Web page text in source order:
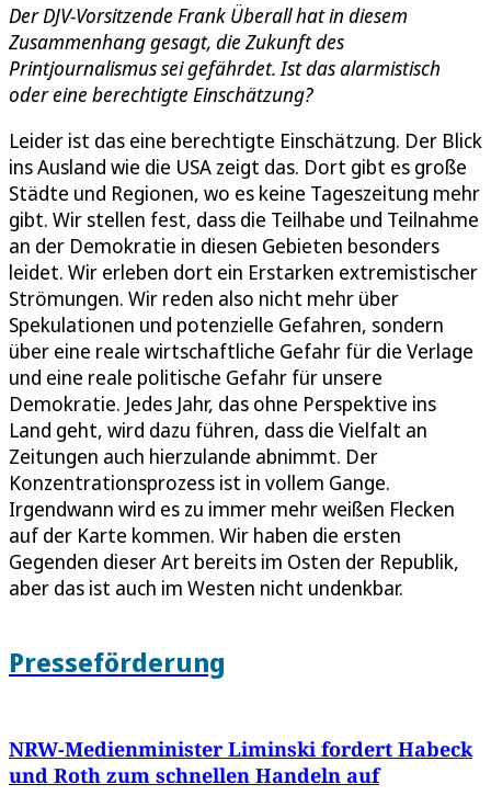
Der DJV-Vorsitzende Frank Überall hat in diesem
Zusammenhang gesagt, die Zukunft des
Printjournalismus sei gefährdet. Ist das alarmistisch
oder eine berechtigte Einschätzung?
Leider ist das eine berechtigte Einschätzung. Der Blick
ins Ausland wie die USA zeigt das. Dort gibt es große
Städte und Regionen, wo es keine Tageszeitung mehr
gibt. Wir stellen fest, dass die Teilhabe und Teilnahme
an der Demokratie in diesen Gebieten besonders
leidet. Wir erleben dort ein Erstarken extremistischer
Strömungen. Wir reden also nicht mehr über
Spekulationen und potenzielle Gefahren, sondern
über eine reale wirtschaftliche Gefahr für die Verlage
und eine reale politische Gefahr für unsere
Demokratie. Jedes Jahr, das ohne Perspektive ins
Land geht, wird dazu führen, dass die Vielfalt an
Zeitungen auch hierzulande abnimmt. Der
Konzentrationsprozess ist in vollem Gange.
Irgendwann wird es zu immer mehr weißen Flecken
auf der Karte kommen. Wir haben die ersten
Gegenden dieser Art bereits im Osten der Republik,
aber das ist auch im Westen nicht undenkbar.
Presseförderung
NRW-Medienminister Liminski fordert Habeck
und Roth zum schnellen Handeln auf